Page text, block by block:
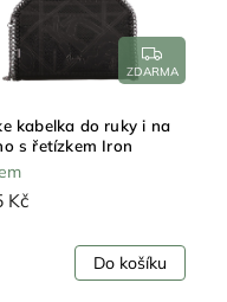
ZDARMA
kabelka do ruky i na
s řetízkem Iron
Kč
Do košíku